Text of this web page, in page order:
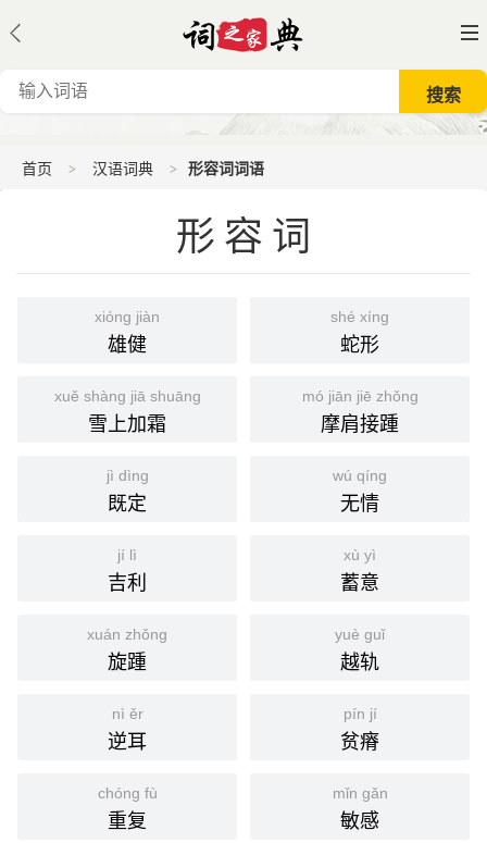
首页 汉语词典 形容词词语
形容词
xióng jiàn
雄健
shé xíng
蛇形
xuě shàng jiā shuāng
雪上加霜
mó jiān jiē zhǒng
摩肩接踵
jì dìng
既定
wú qíng
无情
jí lì
吉利
xù yì
蓄意
xuán zhǒng
旋踵
yuè guǐ
越轨
nì ěr
逆耳
pín jí
贫瘠
chóng fù
重复
mǐn gǎn
敏感